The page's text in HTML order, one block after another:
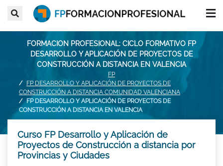
FORMACION PROFESIONAL: CICLO FORMATIVO FP
DESARROLLO Y APLICACIÓN DE PROYECTOS DE
CONSTRUCCIÓN A DISTANCIA EN VALENCIA
FP
FP DESARROLLO Y APLICACIÓN DE PROYECTOS DE
CONSTRUCCIÓN A DISTANCIA COMUNIDAD VALENCIANA
FP DESARROLLO Y APLICACIÓN DE PROYECTOS DE
CONSTRUCCIÓN A DISTANCIA EN VALENCIA
Curso FP Desarrollo y Aplicación de
Proyectos de Construcción a distancia por
Provincias y Ciudades